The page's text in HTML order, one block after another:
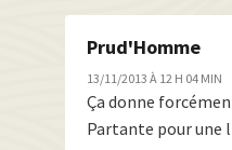
Prud'Homme
13/11/2013 À 12 H 04 MIN
Ça donne
Partante pour une